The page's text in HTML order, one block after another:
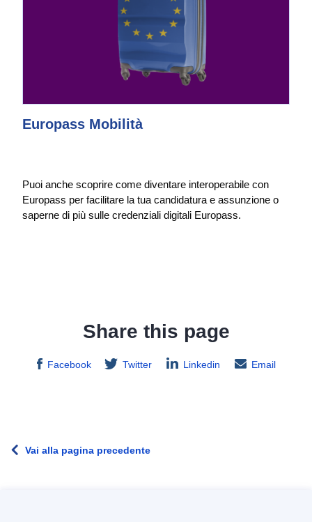
Europass Mobilità
Puoi anche scoprire come diventare interoperabile con
Europass per facilitare la tua candidatura e assunzione o
saperne di più sulle credenziali digitali Europass.
Share this page
Facebook Twitter Linkedin Email
Vai alla pagina precedente